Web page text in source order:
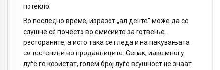
потекло.
Во последно време, изразот „ал денте“ може да се
слушне сè почесто во емисиите за готвење,
рестораните, а исто така се гледа и на пакувањата
со тестенини во продавниците. Сепак, иако многу
луѓе го користат, голем број луѓе всушност не знаат